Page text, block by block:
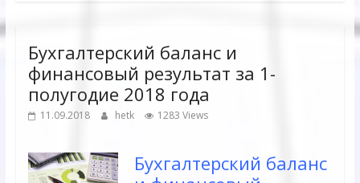
Бухгалтерский баланс и
финансовый результат за 1-
полугодие 2018 года
11.09.2018 hetk 1283 Views
Бухгалтерский баланс